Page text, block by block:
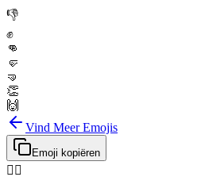
👎
✊
👊
🤛
🤜
👏
🙌
Vind Meer Emojis
Emoji kopiëren
🤦‍♀️